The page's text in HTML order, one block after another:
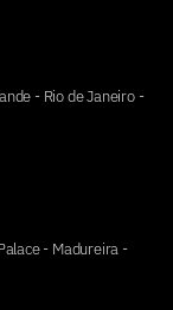
- Rio de Janeiro -
- Madureira -